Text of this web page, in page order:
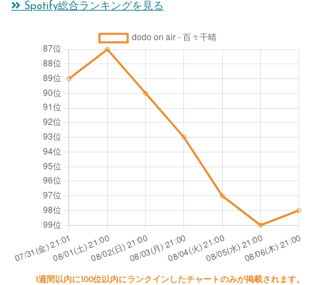
Spotify総合ランキングを見る
1週間以内に100位以内にランクインしたチャートのみが掲載されます。